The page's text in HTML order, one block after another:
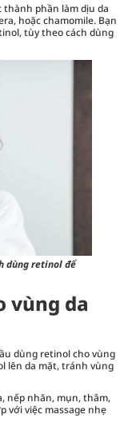
thành phần làm dịu da
hoặc chamomile. Bạn
tùy theo cách dùng
dùng retinol để
vùng da
dùng retinol cho vùng
lên da mặt, tránh vùng
nếp nhăn, mụn, thâm,
với việc massage nhẹ